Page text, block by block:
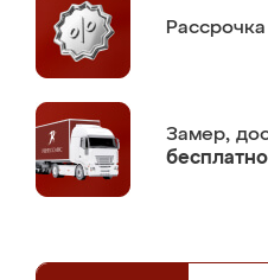
Рассрочка
Замер,
бесплатно